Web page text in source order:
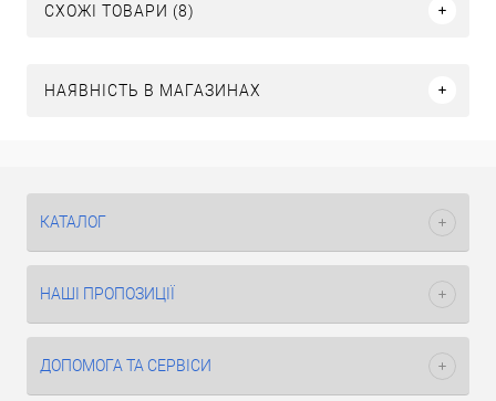
СХОЖІ ТОВАРИ (8)
НАЯВНІСТЬ В МАГАЗИНАХ
КАТАЛОГ
НАШІ ПРОПОЗИЦІЇ
ДОПОМОГА ТА СЕРВІСИ